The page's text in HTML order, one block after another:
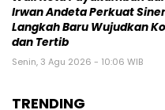
Irwan Andeta Perkuat
Langkah Baru Wujudkan
dan Tertib
Senin, 3 Agu 2026 - 10:06 WIB
TRENDING